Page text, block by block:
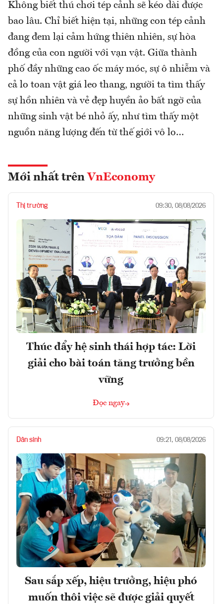
Không biết thú chơi tép cảnh sẽ kéo dài được
bao lâu. Chỉ biết hiện tại, những con tép cảnh
đang đem lại cảm hứng thiên nhiên, sự hòa
đồng của con người với vạn vật. Giữa thành
phố đầy những cao ốc máy móc, sự ô nhiễm và
cả lo toan vật giá leo thang, người ta tìm thấy
sự hồn nhiên và vẻ đẹp huyền ảo bất ngờ của
những sinh vật bé nhỏ ấy, như tìm thấy một
nguồn năng lượng đến từ thế giới vô lo…
Mới nhất trên VnEconomy
Thị trường 09:30, 08/08/2026
Thúc đẩy hệ sinh thái hợp tác: Lời
giải cho bài toán tăng trưởng bền
vững
Đọc ngay
Dân sinh 09:21, 08/08/2026
Sau sắp xếp, hiệu trưởng, hiệu phó
muốn thôi việc sẽ được giải quyết